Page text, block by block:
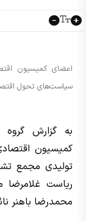
اعضای کمیسیون
سیاست‌های تحول
به گزارش
کمیسیون
تولیدی مجمع
ریاست
محمدرضا باهنر